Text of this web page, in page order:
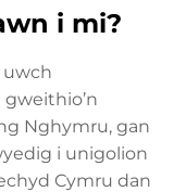
i mi?
uwch
Nghymru, gan
i unigolion
Cymru dan